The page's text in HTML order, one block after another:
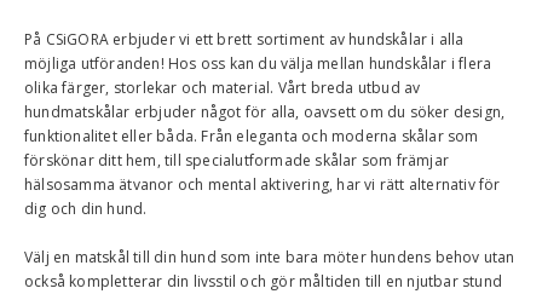
På CSiGORA erbjuder vi ett brett sortiment av hundskålar i alla
möjliga utföranden! Hos oss kan du välja mellan hundskålar i flera
olika färger, storlekar och material. Vårt breda utbud av
hundmatskålar erbjuder något för alla, oavsett om du söker design,
funktionalitet eller båda. Från eleganta och moderna skålar som
förskönar ditt hem, till specialutformade skålar som främjar
hälsosamma ätvanor och mental aktivering, har vi rätt alternativ för
dig och din hund.
Välj en matskål till din hund som inte bara möter hundens behov utan
också kompletterar din livsstil och gör måltiden till en njutbar stund